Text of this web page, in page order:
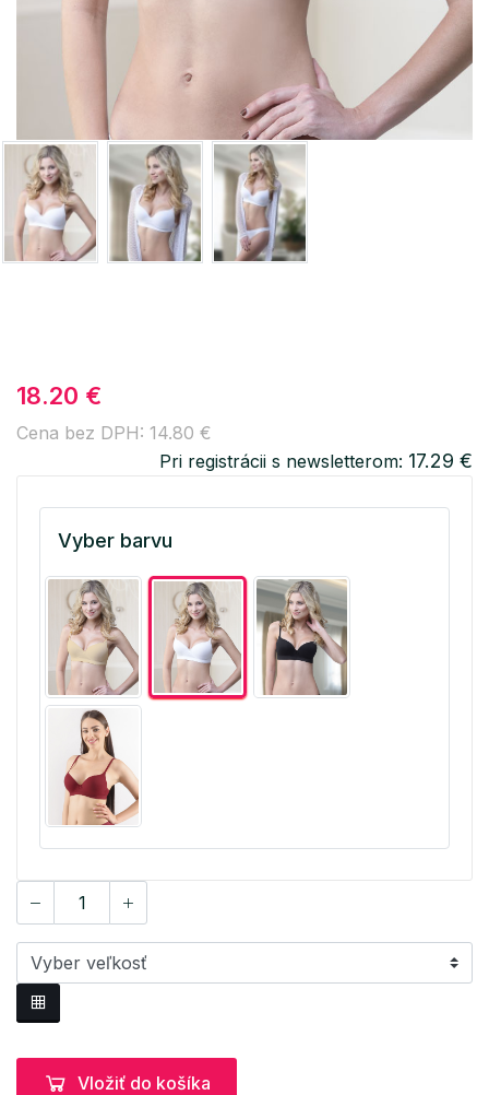
18.20 €
Cena bez DPH: 14.80 €
Pri registrácii s newsletterom: 17.29 €
Vyber barvu
Vložiť do košíka